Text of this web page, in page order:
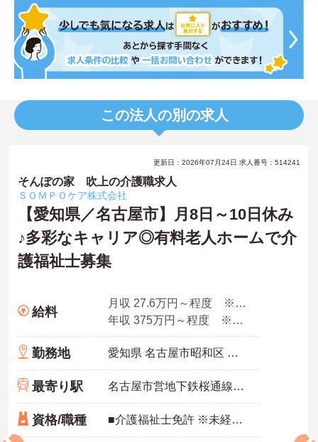
この法人の別の求人
更新日：2026年07月24日 求人番号：514241
そんぽの家 吹上の介護職求人
ＳＯＭＰＯケア株式会社
【愛知県／名古屋市】月8日～10日休み
♪多彩なキャリア◎有料老人ホームで介
護福祉士募集
給料
月収 27.6万円～程度 ※諸手当込み
年収 375万円～程度 ※想定年収
勤務地 愛知県 名古屋市昭和区 阿由知通2-6
最寄り駅 名古屋市営地下鉄桜通線「吹上(愛知)駅」徒歩4分
資格/職種 ■介護福祉士免許 ※未経験・ブランク可